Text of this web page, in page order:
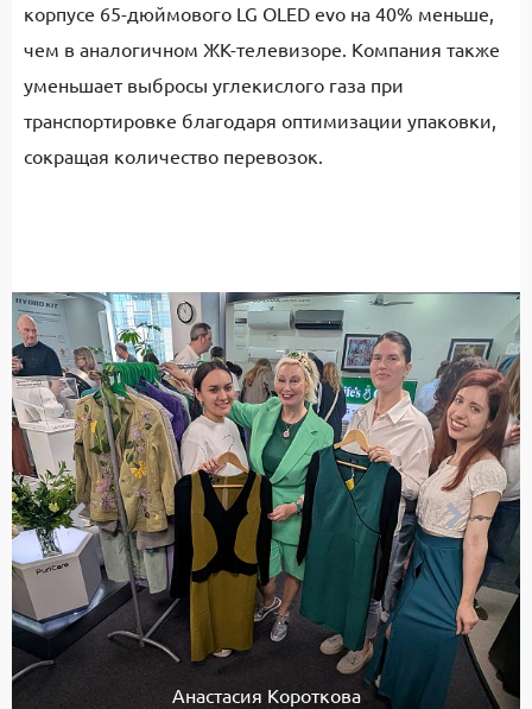
корпусе 65-дюймового LG OLED evo на 40% меньше,
чем в аналогичном ЖК-телевизоре. Компания также
уменьшает выбросы углекислого газа при
транспортировке благодаря оптимизации упаковки,
сокращая количество перевозок.
Анастасия Короткова